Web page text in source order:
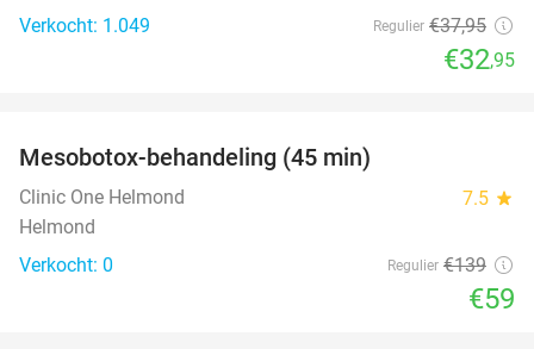
Verkocht: 1.049
Regulier €37,95
€32,95
TODAY
Mesobotox-behandeling (45 min)
Clinic One Helmond 7.5 star
Helmond
Verkocht: 0
Regulier €139
€59